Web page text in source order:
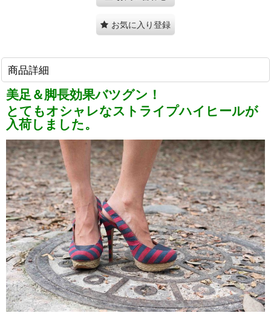
お気に入り登録
商品詳細
美足＆脚長効果バツグン！
とてもオシャレなストライプハイヒールが
入荷しました。